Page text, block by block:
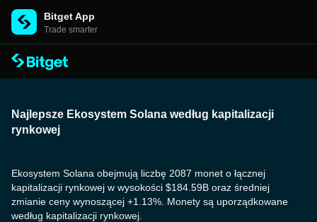
Bitget App
Trade smarter
Najlepsze Ekosystem Solana według kapitalizacji
rynkowej
Ekosystem Solana obejmują liczbę 2087 monet o łącznej
kapitalizacji rynkowej w wysokości $184.59B oraz średniej
zmianie ceny wynoszącej +1.13%. Monety są uporządkowane
według kapitalizacji rynkowej.